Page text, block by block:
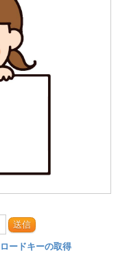
送信
ードキーの取得